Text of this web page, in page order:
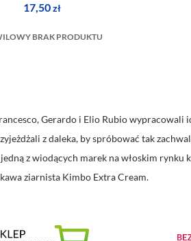
17,50zł
BRAK PRODUKTU
Gerardo i Elio Rubio wypracowali
z daleka, by spróbować tak
z wiodących marek na włoskim rynku
ziarnista Kimbo Extra Cream.